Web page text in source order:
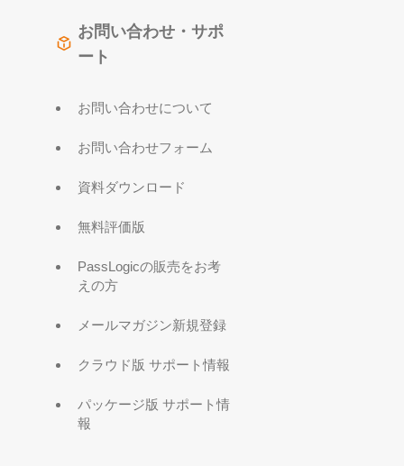
お問い合わせ・サポ
ート
お問い合わせについて
お問い合わせフォーム
資料ダウンロード
無料評価版
PassLogicの販売をお考
えの方
メールマガジン新規登録
クラウド版 サポート情報
パッケージ版 サポート情
報